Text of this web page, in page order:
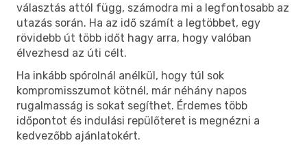
választás attól függ, számodra mi a legfontosabb az
utazás során. Ha az idő számít a legtöbbet, egy
rövidebb út több időt hagy arra, hogy valóban
élvezhesd az úti célt.
Ha inkább spórolnál anélkül, hogy túl sok
kompromisszumot kötnél, már néhány napos
rugalmasság is sokat segíthet. Érdemes több
időpontot és indulási repülőteret is megnézni a
kedvezőbb ajánlatokért.